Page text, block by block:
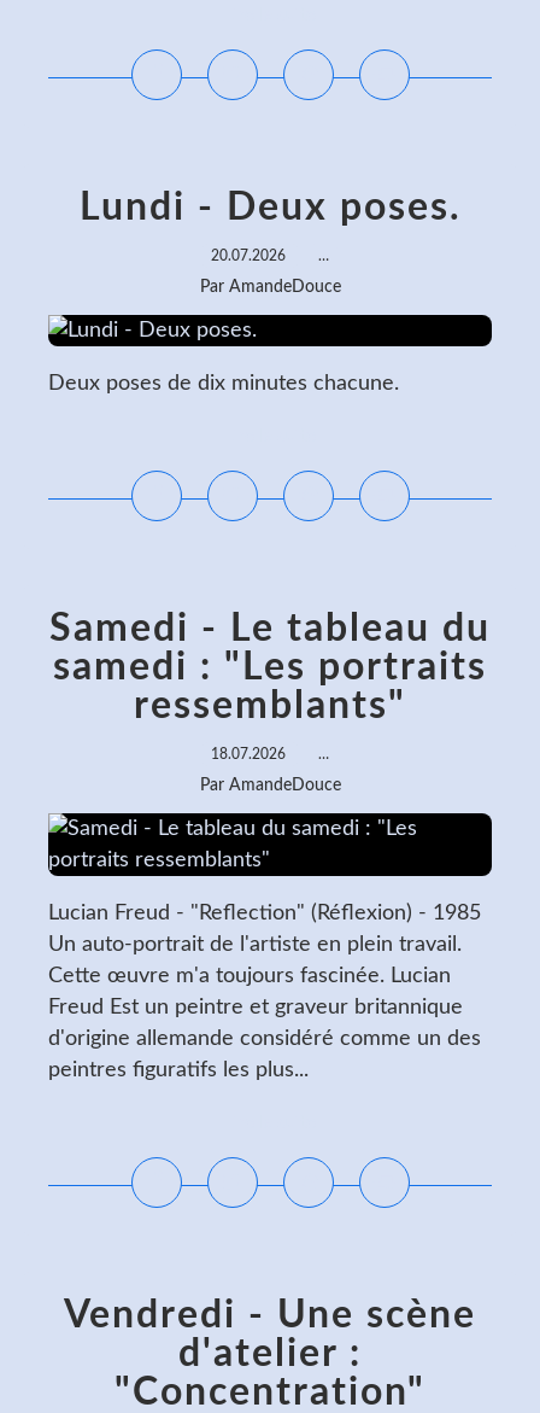
Lundi - Deux poses.
20.07.2026 …
Par AmandeDouce
Deux poses de dix minutes chacune.
Samedi - Le tableau du
samedi : "Les portraits
ressemblants"
18.07.2026 …
Par AmandeDouce
Lucian Freud - "Reflection" (Réflexion) - 1985
Un auto-portrait de l'artiste en plein travail.
Cette œuvre m'a toujours fascinée. Lucian
Freud Est un peintre et graveur britannique
d'origine allemande considéré comme un des
peintres figuratifs les plus...
Vendredi - Une scène
d'atelier :
"Concentration"